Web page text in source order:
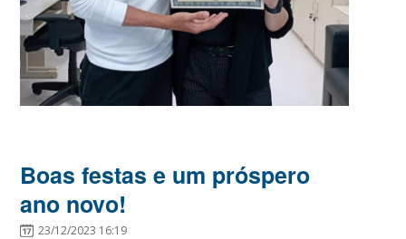
Boas festas e um próspero
ano novo!
23/12/2023 16:19